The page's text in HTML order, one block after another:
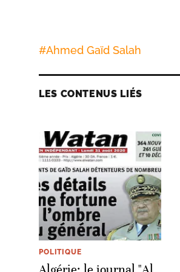
#Ahmed Gaïd Salah
LES CONTENUS LIÉS
POLITIQUE